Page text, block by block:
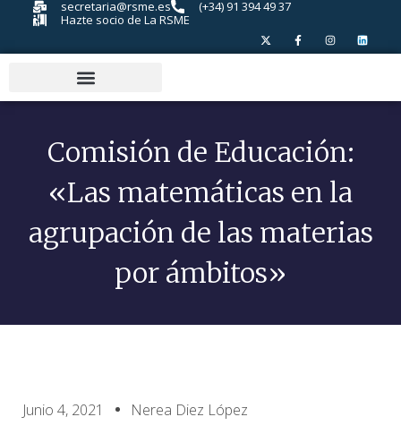
secretaria@rsme.es
(+34) 91 394 49 37
Hazte socio de La RSME
Comisión de Educación:
«Las matemáticas en la
agrupación de las materias
por ámbitos»
Junio 4, 2021 Nerea Diez López